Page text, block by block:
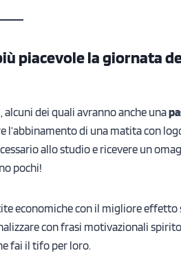
piacevole la giornata
dei quali avranno anche una
l’abbinamento di una matita con
allo studio e ricevere un
pochi!
economiche con il migliore effetto
con frasi motivazionali
fai il tifo per loro.